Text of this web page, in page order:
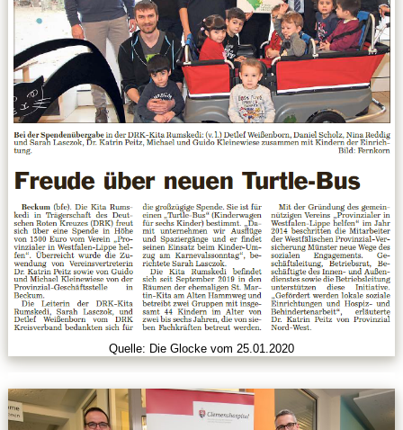
Kontakt
Quelle: Die Glocke vom 25.01.2020